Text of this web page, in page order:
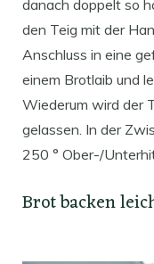
danach doppelt so
den Teig mit der
Anschluss in eine
einem Brotlaib und
Wiederum wird der
gelassen. In der
250 ° Ober-/
Brot backen